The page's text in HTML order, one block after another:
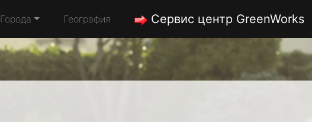
Города География Сервис центр GreenWorks